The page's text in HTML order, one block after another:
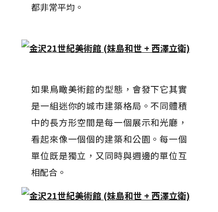
都非常平均。
如果鳥瞰美術館的型態，會發下它其實
是一組迷你的城市建築格局。不同體積
中的長方形空間是每一個展示和光廳，
看起來像一個個的建築和公園。每一個
單位既是獨立，又同時與週邊的單位互
相配合。